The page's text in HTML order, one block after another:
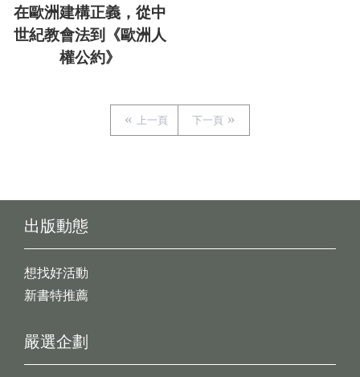
在歐洲建構正義，從中
世紀教會法到《歐洲人
權公約》
上一頁 下一頁
出版動態
想找好活動
新書特推薦
嚴選企劃